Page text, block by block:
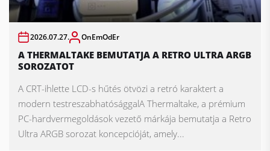
2026.07.27. OnEmOdEr
A THERMALTAKE BEMUTATJA A RETRO ULTRA ARGB
SOROZATOT
A CRT-ihlette LCD-s hűtés ötvözi a retró karaktert a
modern testreszabhatósággalA Thermaltake, a prémium
PC-hardvermegoldások vezető márkája bemutatja a Retro
Ultra ARGB sorozat koncepcióját, amely...